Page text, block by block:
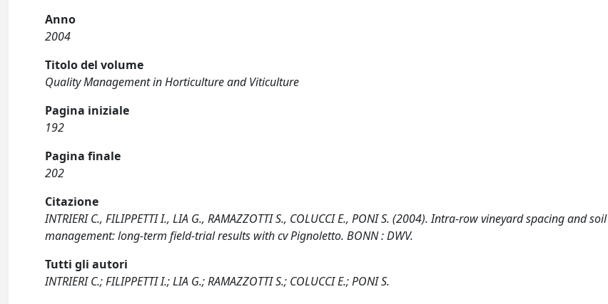
Anno
2004
Titolo del volume
Quality Management in Horticulture and Viticulture
Pagina iniziale
192
Pagina finale
202
Citazione
INTRIERI C., FILIPPETTI I., LIA G., RAMAZZOTTI S., COLUCCI E., PONI S. (2004). Intra-row vineyard spacing and soil
management: long-term field-trial results with cv Pignoletto. BONN : DWV.
Tutti gli autori
INTRIERI C.; FILIPPETTI I.; LIA G.; RAMAZZOTTI S.; COLUCCI E.; PONI S.